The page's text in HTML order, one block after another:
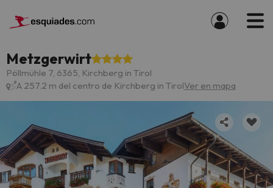
Metzgerwirt
Pöllmühle 7, 6365, Kirchberg in Tirol
A 257.2 m del centro de Kirchberg in TirolVer en mapa